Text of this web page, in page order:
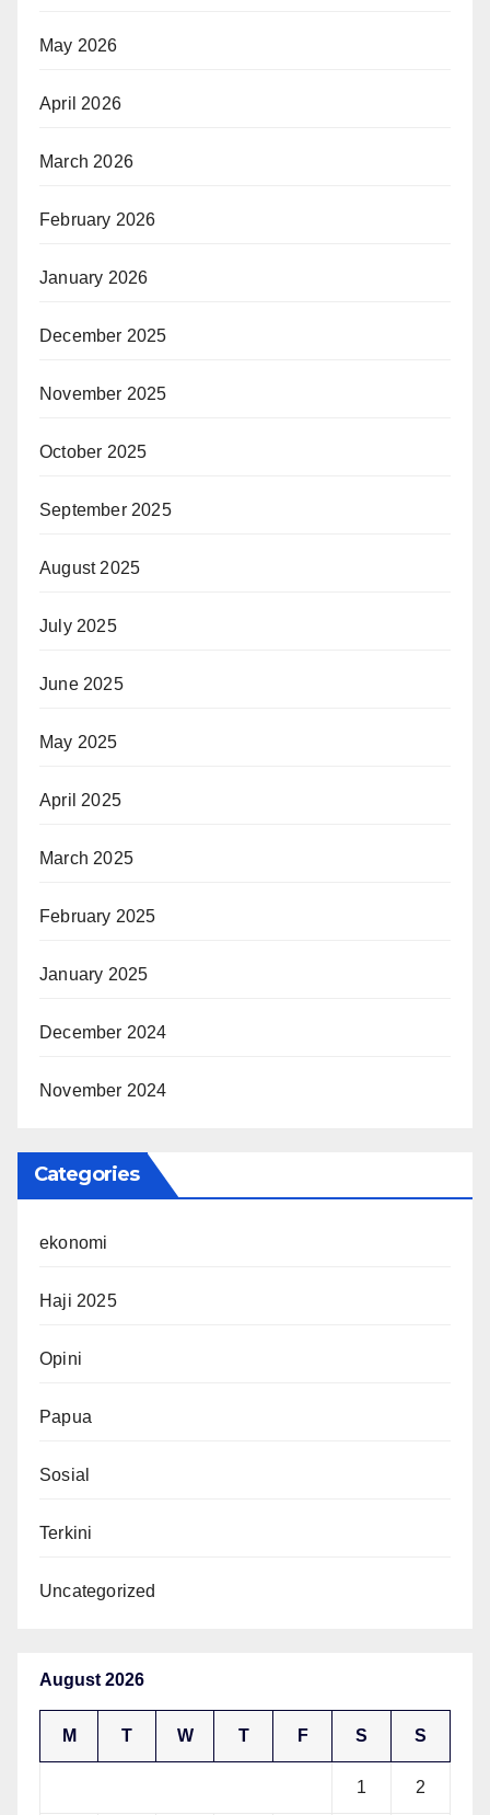
May 2026
April 2026
March 2026
February 2026
January 2026
December 2025
November 2025
October 2025
September 2025
August 2025
July 2025
June 2025
May 2025
April 2025
March 2025
February 2025
January 2025
December 2024
November 2024
Categories
ekonomi
Haji 2025
Opini
Papua
Sosial
Terkini
Uncategorized
August 2026
M T W T F S S
1 2